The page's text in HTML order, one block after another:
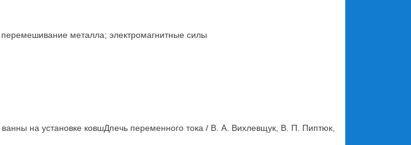
металла; электромагнитные силы
на установке ковшДпечь переменного тока / В. А. Вихлевщук, В. П. Пиптюк,